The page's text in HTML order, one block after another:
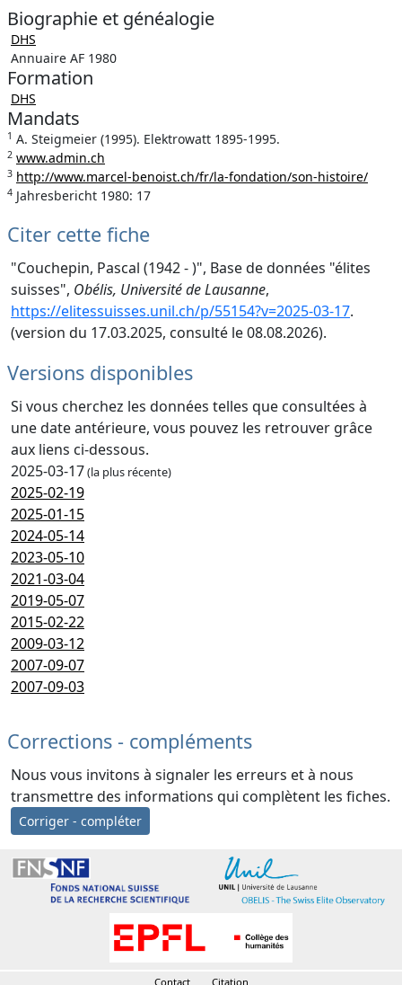
Biographie et généalogie
DHS
Annuaire AF 1980
Formation
DHS
Mandats
1 A. Steigmeier (1995). Elektrowatt 1895-1995.
2 www.admin.ch
3 http://www.marcel-benoist.ch/fr/la-fondation/son-histoire/
4 Jahresbericht 1980: 17
Citer cette fiche
"Couchepin, Pascal (1942 - )", Base de données "élites
suisses", Obélis, Université de Lausanne,
https://elitessuisses.unil.ch/p/55154?v=2025-03-17.
(version du 17.03.2025, consulté le 08.08.2026).
Versions disponibles
Si vous cherchez les données telles que consultées à
une date antérieure, vous pouvez les retrouver grâce
aux liens ci-dessous.
2025-03-17(la plus récente)
2025-02-19
2025-01-15
2024-05-14
2023-05-10
2021-03-04
2019-05-07
2015-02-22
2009-03-12
2007-09-07
2007-09-03
Corrections - compléments
Nous vous invitons à signaler les erreurs et à nous
transmettre des informations qui complètent les fiches.
Corriger - compléter
Contact Citation